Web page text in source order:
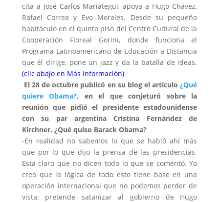
cita a José Carlos Mariátegui, apoya a Hugo Chávez,
Rafael Correa y Evo Morales. Desde su pequeño
habitáculo en el quinto piso del Centro Cultural de la
Cooperación Floreal Gorini, donde funciona el
Programa Latinoamericano de Educación a Distancia
que él dirige, pone un jazz y da la batalla de ideas.
(clic abajo en Más información)
El 28 de octubre publicó en su blog el artículo¿Qué
quiere Obama?, en el que conjeturó sobre la
reunión que pidió el presidente estadounidense
con su par argentina Cristina Fernández de
Kirchner. ¿Qué quiso Barack Obama?
-En realidad no sabemos lo que se habló ahí más
que por lo que dijo la prensa de las presidencias.
Está claro que no dicen todo lo que se comentó. Yo
creo que la lógica de todo esto tiene base en una
operación internacional que no podemos perder de
vista: pretende satanizar al gobierno de Hugo